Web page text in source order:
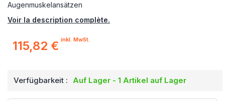
Augenmuskelansätzen
Voir la description complète.
115,82 € inkl. MwSt.
Verfügbarkeit : Auf Lager - 1 Artikel auf Lager